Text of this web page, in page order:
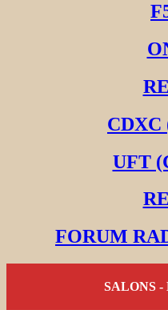
CDXC
UFT
FORUM
SALONS -